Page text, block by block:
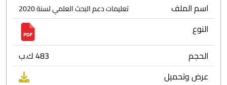
اسم الملف تعليمات دعم البحث العلمي لسنة 2020
النوع
الحجم
483 ك.ب
عرض وتحميل